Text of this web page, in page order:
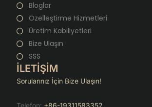
Bloglar
Özelleştirme Hizmetleri
Üretim Kabiliyetleri
Bize Ulaşın
SSS
İLETİŞİM
Sorularınız İçin Bize Ulaşın!
Telefon: +86-19311583352